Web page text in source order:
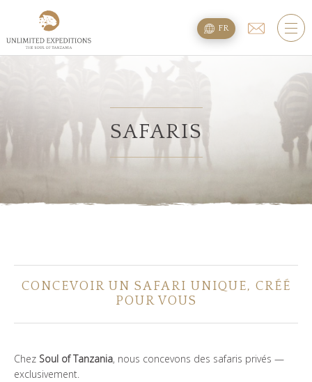
SAFARIS
EXTENSION PLAGE
QUESTIONS
A PROPOS
GALERIE DE PHOTOS
SAFARIS
CONCEVOIR UN SAFARI UNIQUE, CRÉÉ
POUR VOUS
Chez Soul of Tanzania, nous concevons des safaris privés —
exclusivement.
FR